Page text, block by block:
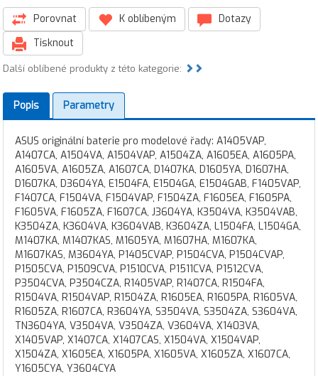
Porovnat K oblíbeným
Dotazy
Tisknout
Další oblíbené produkty z této kategorie:
Popis Parametry
ASUS originální baterie pro modelové řady: A1405VAP,
A1407CA, A1504VA, A1504VAP, A1504ZA, A1605EA, A1605PA,
A1605VA, A1605ZA, A1607CA, D1407KA, D1605YA, D1607HA,
D1607KA, D3604YA, E1504FA, E1504GA, E1504GAB, F1405VAP,
F1407CA, F1504VA, F1504VAP, F1504ZA, F1605EA, F1605PA,
F1605VA, F1605ZA, F1607CA, J3604YA, K3504VA, K3504VAB,
K3504ZA, K3604VA, K3604VAB, K3604ZA, L1504FA, L1504GA,
M1407KA, M1407KAS, M1605YA, M1607HA, M1607KA,
M1607KAS, M3604YA, P1405CVAP, P1504CVA, P1504CVAP,
P1505CVA, P1509CVA, P1510CVA, P1511CVA, P1512CVA,
P3504CVA, P3504CZA, R1405VAP, R1407CA, R1504FA,
R1504VA, R1504VAP, R1504ZA, R1605EA, R1605PA, R1605VA,
R1605ZA, R1607CA, R3604YA, S3504VA, S3504ZA, S3604VA,
TN3604YA, V3504VA, V3504ZA, V3604VA, X1403VA,
X1405VAP, X1407CA, X1407CAS, X1504VA, X1504VAP,
X1504ZA, X1605EA, X1605PA, X1605VA, X1605ZA, X1607CA,
Y1605CYA, Y3604CYA